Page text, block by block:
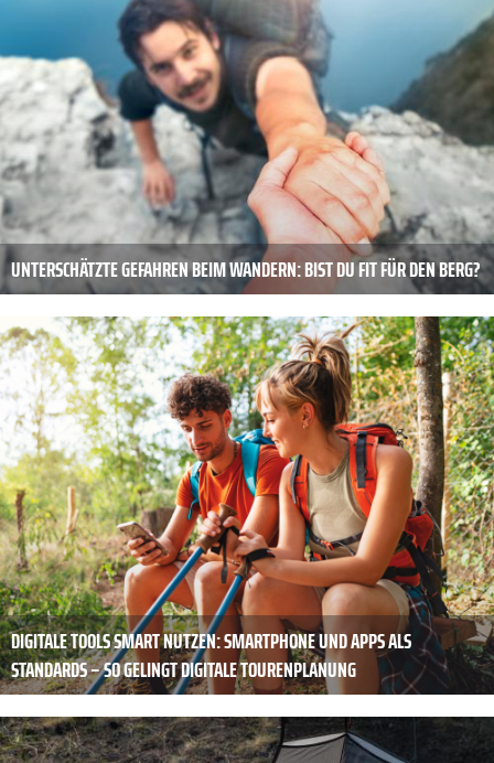
UNTERSCHÄTZTE GEFAHREN BEIM WANDERN: BIST DU FIT FÜR DEN BERG?
DIGITALE TOOLS SMART NUTZEN: SMARTPHONE UND APPS ALS
STANDARDS – SO GELINGT ­DIGITALE TOURENPLANUNG